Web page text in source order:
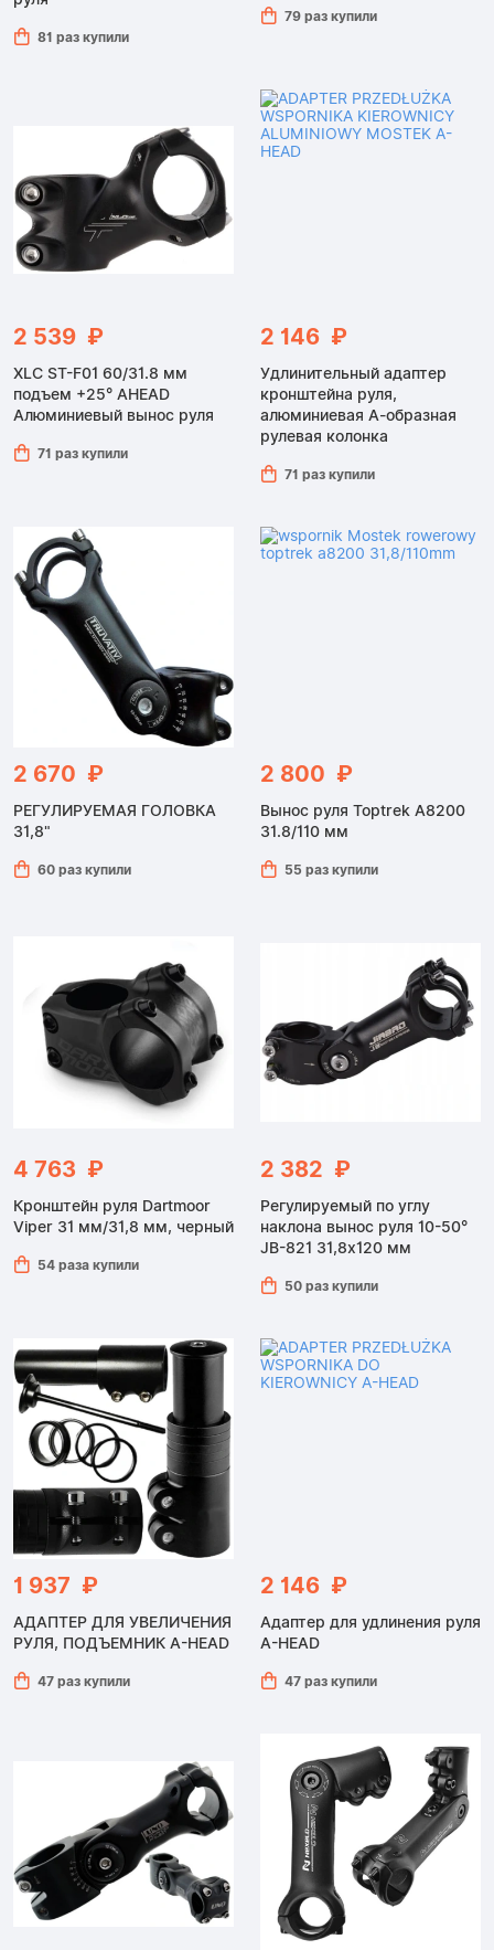
81 раз купили
79 раз купили
2 539 ₽
XLC ST-F01 60/31.8 мм
подъем +25° AHEAD
Алюминиевый вынос руля
71 раз купили
2 146 ₽
Удлинительный адаптер
кронштейна руля,
алюминиевая А-образная
рулевая колонка
71 раз купили
2 670 ₽
РЕГУЛИРУЕМАЯ ГОЛОВКА
31,8"
60 раз купили
2 800 ₽
Вынос руля Toptrek A8200
31.8/110 мм
55 раз купили
4 763 ₽
Кронштейн руля Dartmoor
Viper 31 мм/31,8 мм, черный
54 раза купили
2 382 ₽
Регулируемый по углу
наклона вынос руля 10-50°
JB-821 31,8x120 мм
50 раз купили
1 937 ₽
АДАПТЕР ДЛЯ УВЕЛИЧЕНИЯ
РУЛЯ, ПОДЪЕМНИК A-HEAD
47 раз купили
2 146 ₽
Адаптер для удлинения руля
A-HEAD
47 раз купили